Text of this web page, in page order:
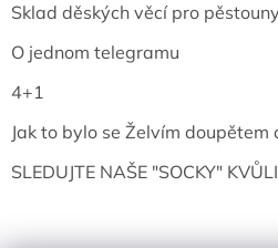
Sklad děských věcí pro
O jednom telegramu
4+1
Jak to bylo se Želvím
SLEDUJTE NAŠE "SOCKY"